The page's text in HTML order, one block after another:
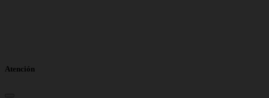
Atención